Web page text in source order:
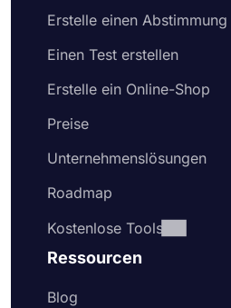
Erstelle einen Abstimmung
Einen Test erstellen
Erstelle ein Online-Shop
Preise
Unternehmenslösungen
Roadmap
Kostenlose Tools
Ressourcen
Blog